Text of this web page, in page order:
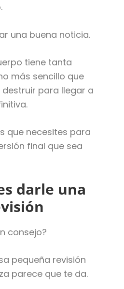
una buena noticia.
tiene tanta
más sencillo que
para llegar a
que necesites para
final que sea
darle una
consejo?
pequeña revisión
parece que te da.